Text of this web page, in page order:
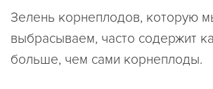
Зелень корнеплодов, которую
выбрасываем, часто содержит
больше, чем сами корнеплоды.